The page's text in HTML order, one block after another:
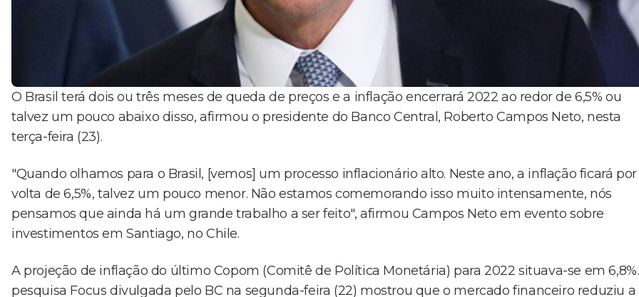
O Brasil terá dois ou três meses de queda de preços e a inflação encerrará 2022 ao redor de 6,5% ou
talvez um pouco abaixo disso, afirmou o presidente do Banco Central, Roberto Campos Neto, nesta
terça-feira (23).
"Quando olhamos para o Brasil, [vemos] um processo inflacionário alto. Neste ano, a inflação ficará por
volta de 6,5%, talvez um pouco menor. Não estamos comemorando isso muito intensamente, nós
pensamos que ainda há um grande trabalho a ser feito", afirmou Campos Neto em evento sobre
investimentos em Santiago, no Chile.
A projeção de inflação do último Copom (Comitê de Política Monetária) para 2022 situava-se em
pesquisa Focus divulgada pelo BC na segunda-feira (22) mostrou que o mercado financeiro reduziu a